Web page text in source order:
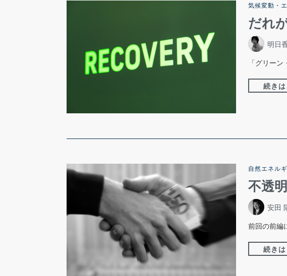
気候変動・
だれ
明日
「グリー
続き
自然エネル
不透
安田
前回の前編
続き